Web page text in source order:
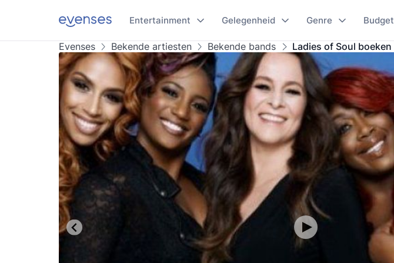
Entertainment Gelegenheid Genre Budget
Evenses Bekende artiesten Bekende bands Ladies of Soul boeken